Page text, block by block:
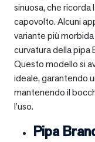
sinuosa, che ricorda
capovolto. Alcuni
variante più
curvatura della pipa
Questo modello si
ideale, garantendo
mantenendo il
l’uso.
Pipa